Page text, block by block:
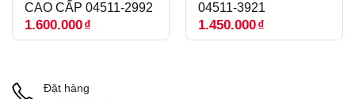
CAO CẤP 04511-2992
1.600.000₫
04511-3921
1.450.000₫
Đặt hàng